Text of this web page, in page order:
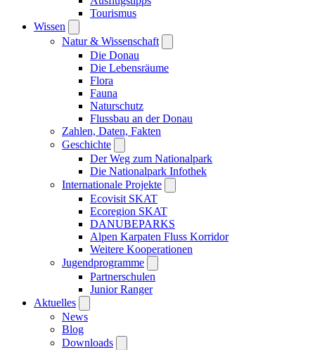
Tourismus
Wissen
Natur & Wissenschaft
Die Donau
Die Lebensräume
Flora
Fauna
Naturschutz
Flussbau an der Donau
Zahlen, Daten, Fakten
Geschichte
Der Weg zum Nationalpark
Die Nationalpark Infothek
Internationale Projekte
Ecovisit SKAT
Ecoregion SKAT
DANUBEPARKS
Alpen Karpaten Fluss Korridor
Weitere Kooperationen
Jugendprogramme
Partnerschulen
Junior Ranger
Aktuelles
News
Blog
Downloads